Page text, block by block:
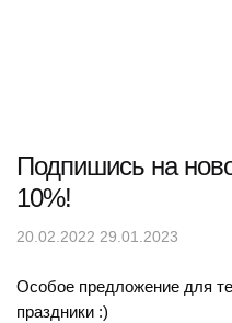
Подпишись на
10%!
20.02.2022 29.01.2023
Особое предложение для
праздники :)